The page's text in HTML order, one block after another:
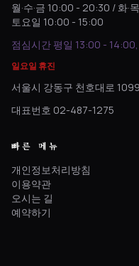
월·수·금 10:00 - 20:30 / 화·
토요일 10:00 - 15:00
점심시간 평일 13:00 -
일요일 휴진
서울시 강동구 천호대로
대표번호 02-487-1275
빠른 메뉴
개인정보처리방침
이용약관
오시는 길
예약하기